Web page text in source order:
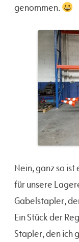
genommen.
Nein, ganz so
für unsere
Gabelstapler,
Ein Stück der
Stapler, den ich